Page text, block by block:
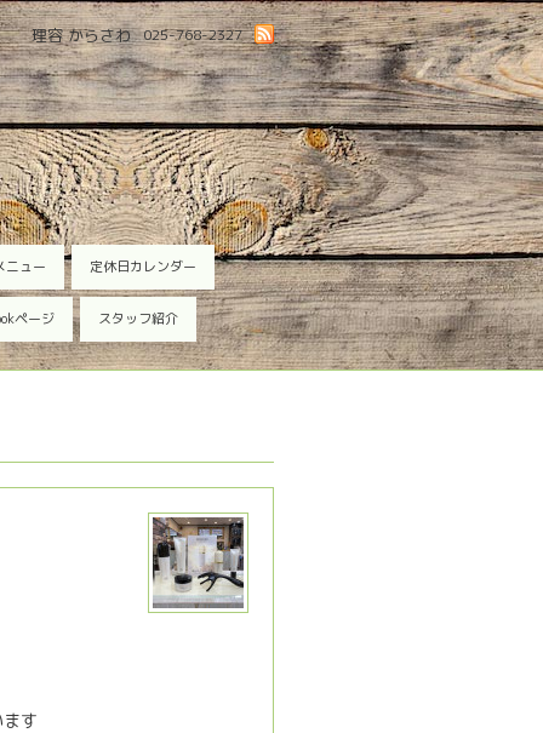
025-768-2327
理容 からさわ
ニュー 定休日カレンダー
ページ スタッフ紹介
す